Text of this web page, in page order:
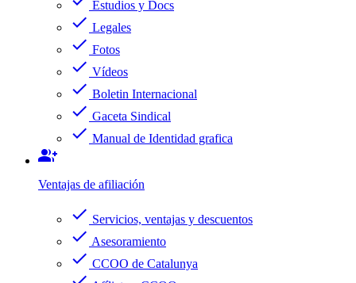
Estudios y Docs
check Legales
check Fotos
check Vídeos
check Boletin Internacional
check Gaceta Sindical
check Manual de Identidad grafica
group_add
Ventajas de afiliación
check Servicios, ventajas y descuentos
check Asesoramiento
check CCOO de Catalunya